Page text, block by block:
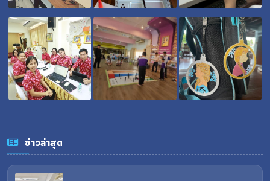
ข่าวล่าสุด